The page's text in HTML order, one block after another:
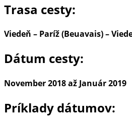
Trasa cesty:
Viedeň – Paríž (Beuavais) –
Dátum cesty:
November 2018 až Január 2019
Príklady dátumov: